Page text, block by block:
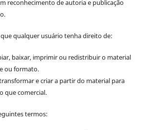
reconhecimento de autoria e publicação
qualquer usuário tenha direito de:
baixar, imprimir ou redistribuir o material
ou formato.
e criar a partir do material para
que comercial.
termos: